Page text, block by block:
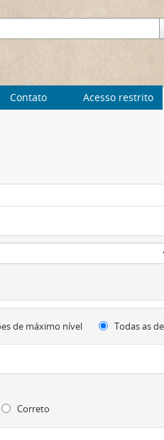
Contato Acesso restrito
de máximo nível Todas as
Correto